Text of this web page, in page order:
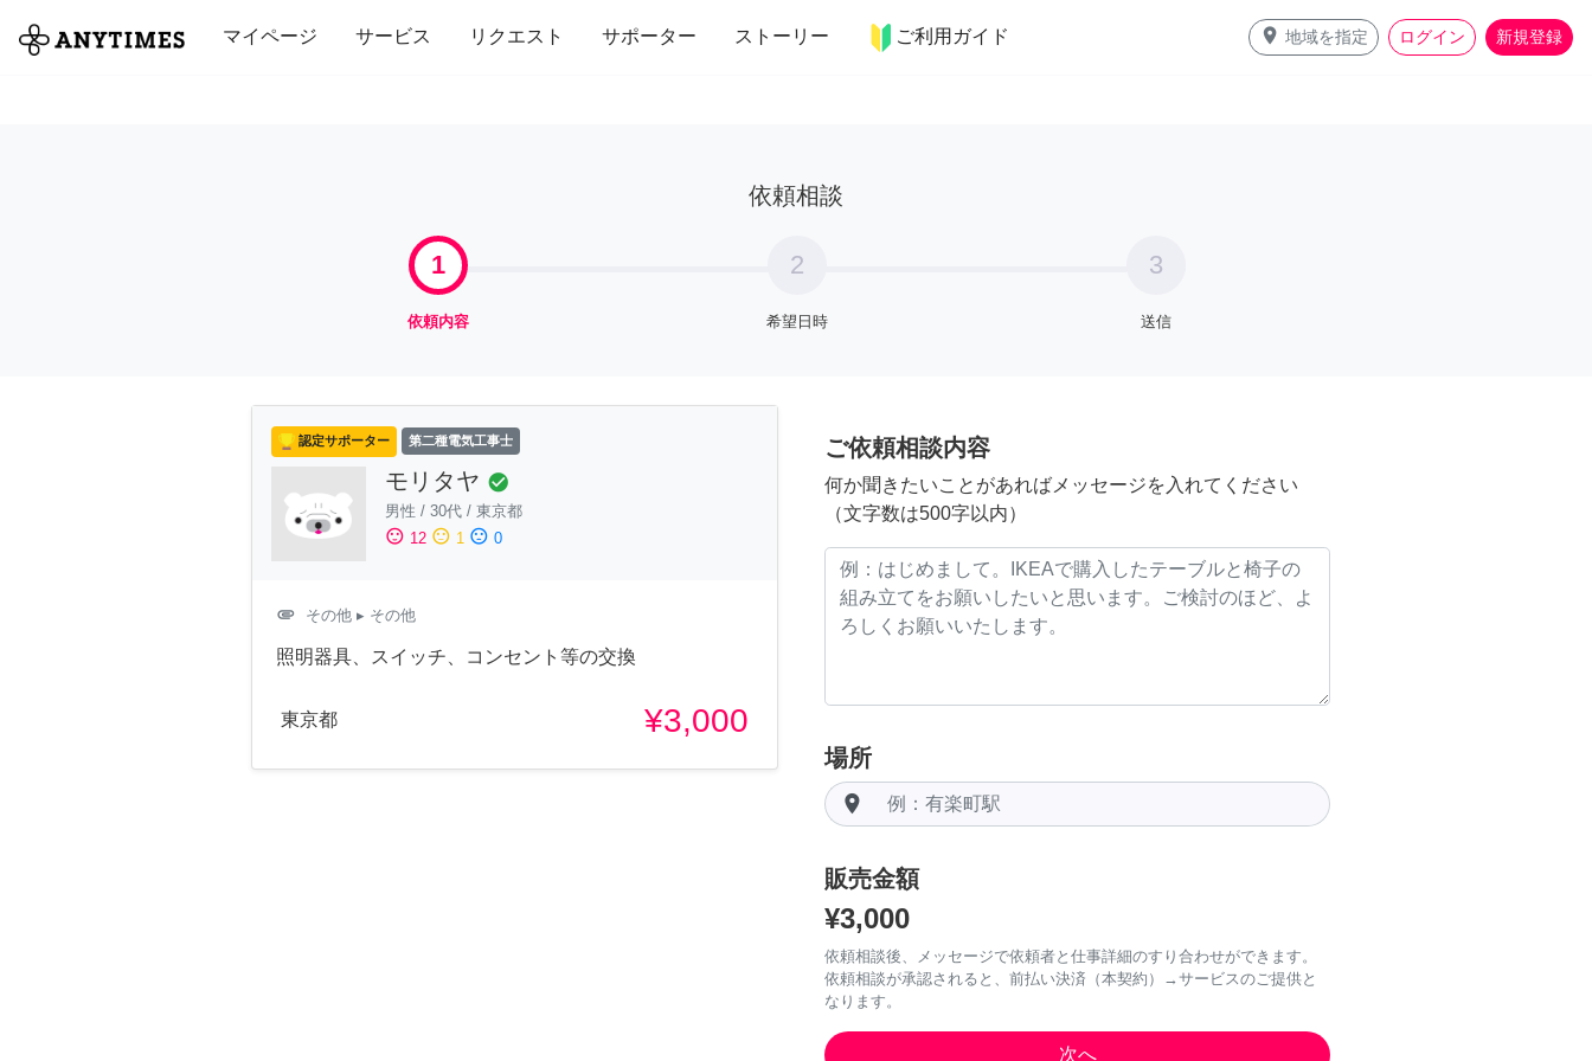
マイページ サービス リクエスト サポーター ストーリー ご利用ガイド place 地域を指定 ログイン 新規登録
全て 修理・組立 家事 引っ越し インテリア 趣味・習い事 ペット 料理
依頼相談
1
依頼内容
2
希望日時
3
送信
認定サポーター 第二種電気工事士
モリタヤ check_circle
男性 / 30代 / 東京都
sentiment_satisfied 12 sentiment_neutral 1 sentiment_dissatisfied 0
attachment その他 ▸ その他
照明器具、スイッチ、コンセント等の交換
東京都 ¥3,000
ご依頼相談内容
何か聞きたいことがあればメッセージを入れてください
（文字数は500字以内）
場所
room
販売金額
¥3,000
依頼相談後、メッセージで依頼者と仕事詳細のすり合わせができます。
依頼相談が承認されると、前払い決済（本契約）→サービスのご提供と
なります。